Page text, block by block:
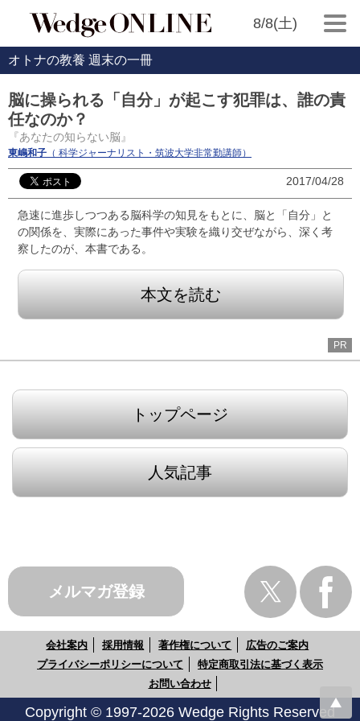
8/8(土)
オトナの教養 週末の一冊
脳に操られる「自分」が起こす犯罪は、誰の責
任なのか？
『あなたの知らない脳』
東嶋和子 （ 科学ジャーナリスト・筑波大学非常勤講師）
2017/04/28
急速に進歩しつつある脳科学の知見をもとに、脳と「自分」と
の関係を、実際にあった事件や実験を織り交ぜながら、深く考
察したのが、本書である。
本文を読む
PR
トップページ
人気記事
メルマガ登録
会社案内 採用情報 著作権について
広告のご案内
プライバシーポリシーについて
特定商取引法に基づく表示
お問い合わせ
Copyright © 1997-2026 Wedge Rights Reserved